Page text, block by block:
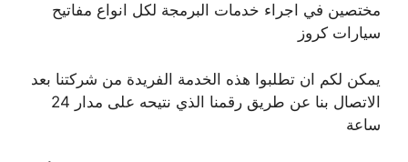
مختصين في اجراء خدمات البرمجة لكل انواع مفاتيح
سيارات كروز
يمكن لكم ان تطلبوا هذه الخدمة الفريدة من شركتنا بعد
الاتصال بنا عن طريق رقمنا الذي نتيحه على مدار 24
ساعة